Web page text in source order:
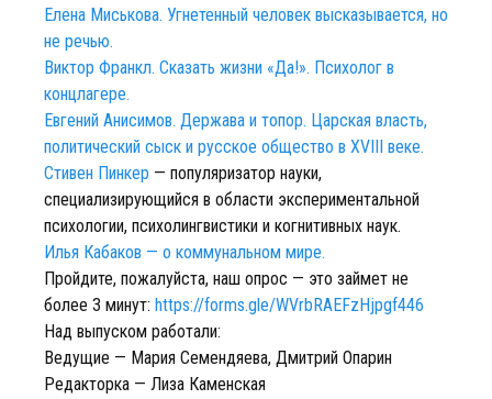
Елена Миськова. Угнетенный человек высказывается, но
не речью.
Виктор Франкл. Сказать жизни «Да!». Психолог в
концлагере.
Евгений Анисимов. Держава и топор. Царская власть,
политический сыск и русское общество в XVIII веке.
Стивен Пинкер — популяризатор науки,
специализирующийся в области экспериментальной
психологии, психолингвистики и когнитивных наук.
Илья Кабаков — о коммунальном мире.
Пройдите, пожалуйста, наш опрос — это займет не
более 3 минут: https://forms.gle/WVrbRAEFzHjpgf446
Над выпуском работали:
Ведущие — Мария Семендяева, Дмитрий Опарин
Редакторка — Лиза Каменская